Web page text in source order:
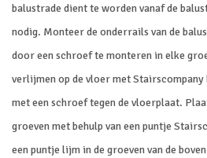
balustrade dient te worden vanaf de
nodig. Monteer de onderrails van de
door een schroef te monteren in elke
verlijmen op de vloer met
met een schroef tegen de vloerplaat.
groeven met behulp van een puntje
een puntje lijm in de groeven van de